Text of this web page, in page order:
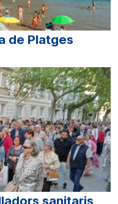
de Platges
sanitaris